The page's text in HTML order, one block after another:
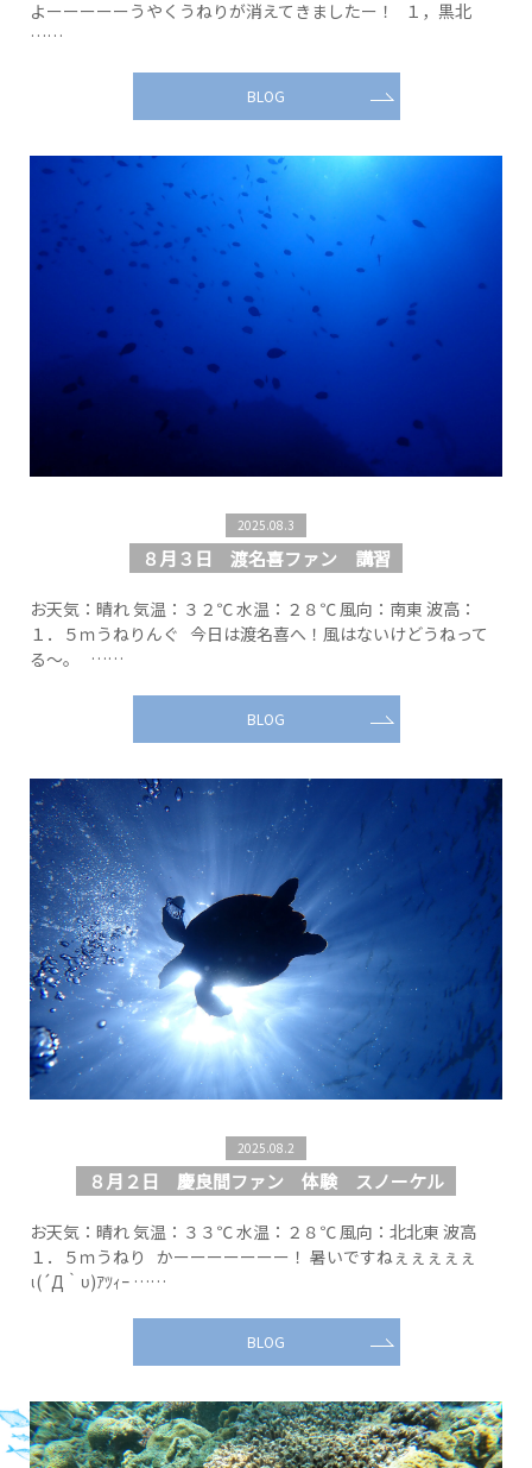
よーーーーーうやくうねりが消えてきましたー！ １，黒北
……
BLOG
2025.08.3
８月３日 渡名喜ファン 講習
お天気：晴れ 気温：３２℃ 水温：２８℃ 風向：南東 波高：
１．５ｍうねりんぐ 今日は渡名喜へ！風はないけどうねって
る～。 ……
BLOG
2025.08.2
８月２日 慶良間ファン 体験 スノーケル
お天気：晴れ 気温：３３℃ 水温：２８℃ 風向：北北東 波高
１．５ｍうねり かーーーーーーー！ 暑いですねぇぇぇぇぇ
ι(´Д｀υ)ｱﾂｨｰ ……
BLOG